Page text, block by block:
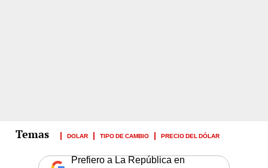
DOLAR TIPO DE CAMBIO PRECIO DEL DÓLAR
Prefiero a La República en